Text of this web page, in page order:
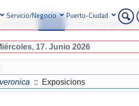
Servicio/Negocio Puerto-Ciudad
Ir al mes específico
17. Junio 2026
veronica :: Exposicions